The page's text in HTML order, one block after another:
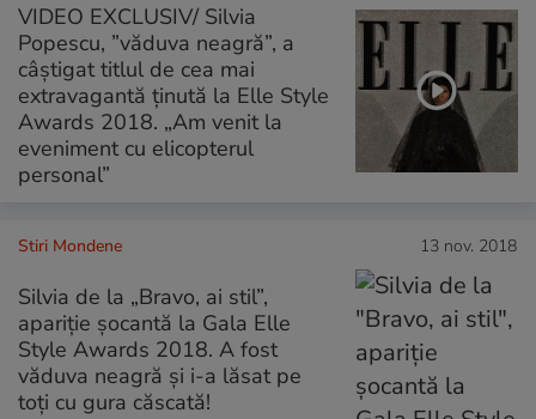
VIDEO EXCLUSIV/ Silvia
Popescu, ”văduva neagră”, a
câștigat titlul de cea mai
extravagantă ținută la Elle Style
Awards 2018. „Am venit la
eveniment cu elicopterul
personal”
Stiri Mondene 13 nov. 2018
Silvia de la „Bravo, ai stil”,
apariție șocantă la Gala Elle
Style Awards 2018. A fost
văduva neagră și i-a lăsat pe
toți cu gura căscată!